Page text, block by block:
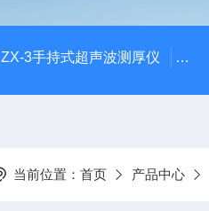
ZX-3手持式超声波测厚仪
当前位置： 首页 产品中心